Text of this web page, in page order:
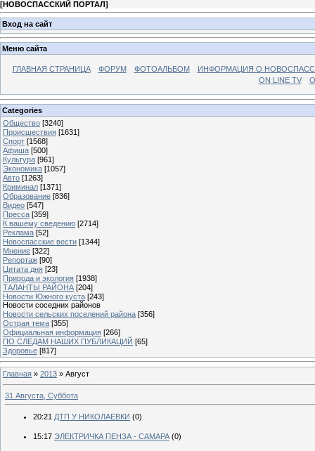
[НОВОСПАССКИЙ ПОРТАЛ]
Вход на сайт
Меню сайта
ГЛАВНАЯ СТРАНИЦА ФОРУМ ФОТОАЛЬБОМ
ИНФОРМАЦИЯ О
ON LINE TV
Categories
Общество [3240]
Происшествия [1631]
Спорт [1568]
Афиша [500]
Культура [961]
Экономика [1057]
Авто [1263]
Криминал [1371]
Образование [836]
Видео [547]
Пресса [359]
К вашему сведению [2714]
Реклама [52]
Новоспасские вести [1344]
Мнение [322]
Репортаж [90]
Цитата дня [23]
Природа и экология [1938]
ТАЛАНТЫ РАЙОНА [204]
Новости Южного куста [243]
Новости соседних районов
Новости сельских поселений района [356]
Острая тема [355]
Официальная информация [266]
ПО СЛЕДАМ НАШИХ ПУБЛИКАЦИЙ [65]
Здоровье [817]
Главная » 2013 » Август
31 Августа, Суббота
20:21 ДТП У НИКОЛАЕВКИ (0)
15:17 ЭЛЕКТРИЧКА ПЕНЗА - САМАРА (0)